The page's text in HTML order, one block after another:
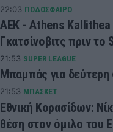
22:03 ΠΟΔΟΣΦΑΙΡΟ
ΑΕΚ - Athens Kallithea
Γκατσίνοβιτς πριν το
21:53 SUPER LEAGUE
Μπαμπάς για
21:53 ΜΠΑΣΚΕΤ
Εθνική Κορασίδων:
θέση στον όμιλο του